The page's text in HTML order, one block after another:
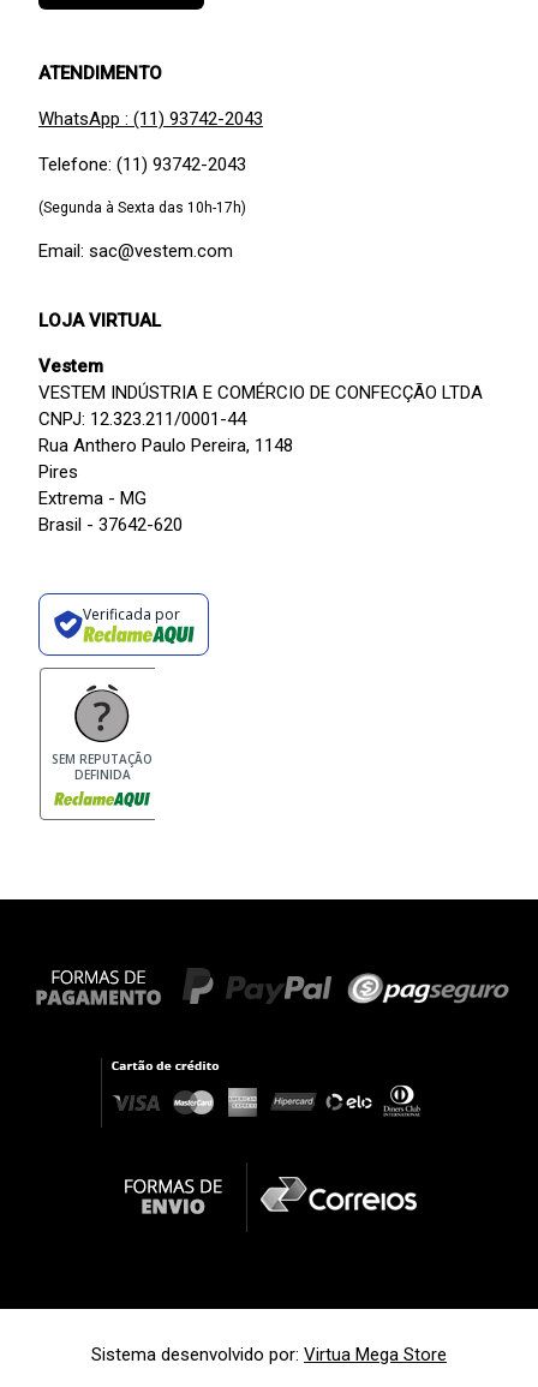
ATENDIMENTO
WhatsApp : (11) 93742-2043
Telefone: (11) 93742-2043
(Segunda à Sexta das 10h-17h)
Email: sac@vestem.com
LOJA VIRTUAL
Vestem
VESTEM INDÚSTRIA E COMÉRCIO DE CONFECÇÃO LTDA
CNPJ: 12.323.211/0001-44
Rua Anthero Paulo Pereira, 1148
Pires
Extrema - MG
Brasil - 37642-620
Verificada por
SEM REPUTAÇÃO
DEFINIDA
Sistema desenvolvido por: Virtua Mega Store